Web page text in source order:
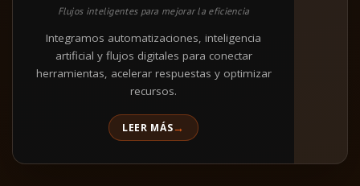
Flujos inteligentes para mejorar la eficiencia
Integramos automatizaciones, inteligencia
artificial y flujos digitales para conectar
herramientas, acelerar respuestas y optimizar
recursos.
LEER MÁS